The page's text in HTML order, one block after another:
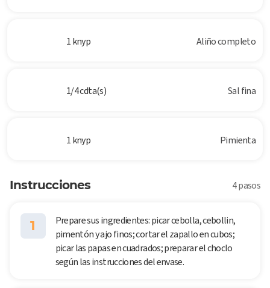
1 knyp Aliño completo
1/4 cdta(s) Sal fina
1 knyp Pimienta
Instrucciones 4 pasos
1
Prepare sus ingredientes: picar cebolla, cebollin,
pimentón y ajo finos; cortar el zapallo en cubos;
picar las papas en cuadrados; preparar el choclo
según las instrucciones del envase.